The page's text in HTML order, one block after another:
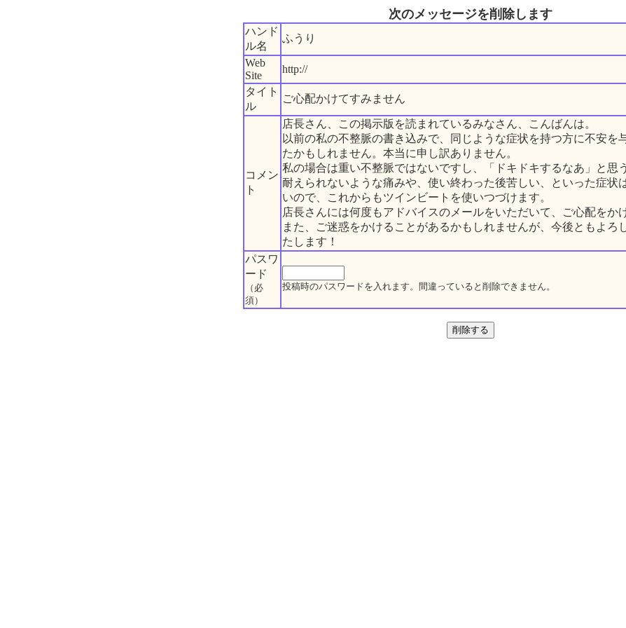
次のメッセージを削除します
ハンド
ル名
ふうり
Web
Site
http://
タイト
ル
ご心配かけてすみません
コメン
ト
店長さん、この掲示版を読まれているみなさん、こんばんは。
以前の私の不整脈の書き込みで、同じような症状を持つ方に不安を
たかもしれません。本当に申し訳ありません。
私の場合は重い不整脈ではないですし、「ドキドキするなあ」と思
耐えられないような痛みや、使い終わった後苦しい、といった症状
いので、これからもツインビートを使いつづけます。
店長さんには何度もアドバイスのメールをいただいて、ご心配をか
また、ご迷惑をかけることがあるかもしれませんが、今後ともよろ
たします！
パスワ
ード
（必
須）
投稿時のパスワードを入れます。間違っていると削除できません。